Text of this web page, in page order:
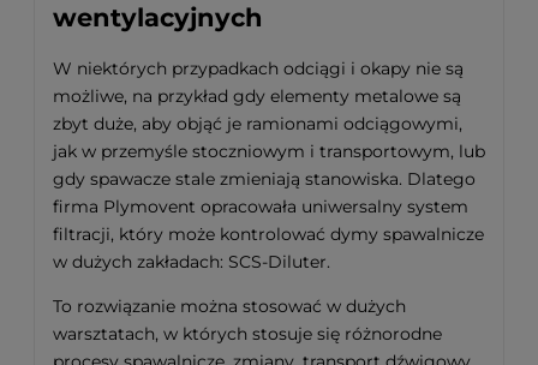
wentylacyjnych
W niektórych przypadkach odciągi i okapy nie są
możliwe, na przykład gdy elementy metalowe są
zbyt duże, aby objąć je ramionami odciągowymi,
jak w przemyśle stoczniowym i transportowym, lub
gdy spawacze stale zmieniają stanowiska. Dlatego
firma Plymovent opracowała uniwersalny system
filtracji, który może kontrolować dymy spawalnicze
w dużych zakładach: SCS-Diluter.
To rozwiązanie można stosować w dużych
warsztatach, w których stosuje się różnorodne